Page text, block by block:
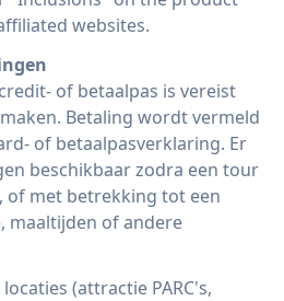
websites.
of betaalpas is vereist
Betaling wordt vermeld
of betaalpasverklaring. Er
beschikbaar zodra een tour
of met betrekking tot een
maaltijden of andere
(attractie PARC's,